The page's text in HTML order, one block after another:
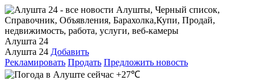
Алушта 24
Алушта 24 Добавить
Рекламировать Продать Предложить новость
+27℃